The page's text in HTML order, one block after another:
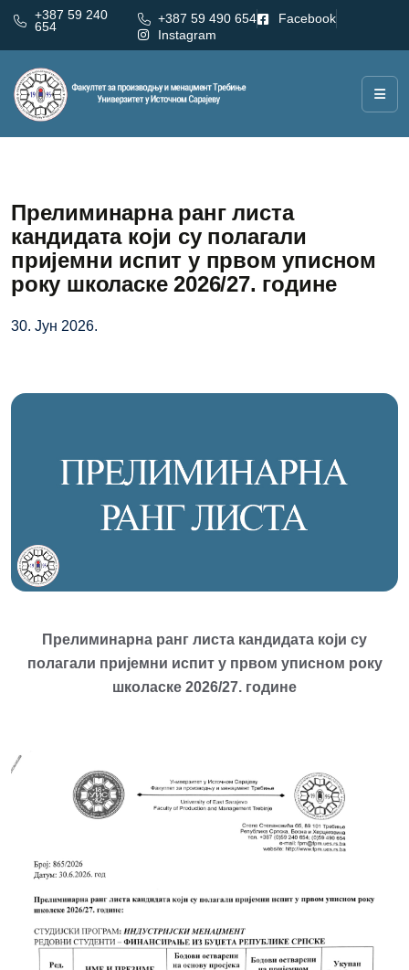
+387 59 240
654
+387 59 490 654
Facebook
Instagram
Прелиминарна ранг листа
кандидата који су полагали
пријемни испит у првом уписном
року школаске 2026/27. године
30. Јун 2026.
Прелиминарна ранг листа кандидата који су
полагали пријемни испит у првом уписном року
школаске 2026/27. године